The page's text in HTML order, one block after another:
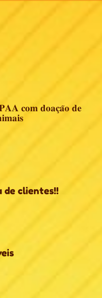
𝐜𝐨𝐦 𝐝𝐨𝐚𝐜̧𝐚̃𝐨 𝐝𝐞
de clientes!!